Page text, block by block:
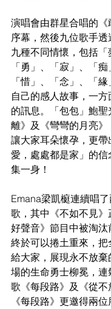
演唱會由群星合唱的
序幕，然後九位歌手
九種不同情懷，包括「
「勇」、「寂」、「痴
「惜」、「念」、「
自己的感人故事，一
的訊息。「包包」鮑
離》及《彎彎的月亮
讓大家耳朵懷孕，更
愛，處處都是家」的
集一身！
Emana梁凱榳連續唱
歌，其中《不如不見
好聲音》節目中被淘
終於可以捲土重來，
給大家，展現永不放棄
場的生命勇士柳冕，
歌《每段路》及《從不
《每段路》更邀得兩